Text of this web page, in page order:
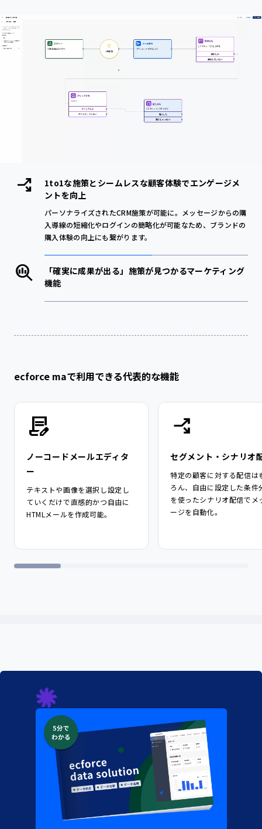
1to1な施策とシームレスな顧客体験でエンゲージメ
ントを向上
パーソナライズされたCRM施策が可能に。メッセージからの購
入導線の短縮化やログインの簡略化が可能なため、ブランドの
購入体験の向上にも繋がります。
「確実に成果が出る」施策が見つかるマーケティング
機能
ecforce maで利用できる代表的な機能
ノーコードメールエディタ
ー
テキストや画像を選択し設定し
ていくだけで直感的かつ自由に
HTMLメールを作成可能。
セグメント・シナリオ
特定の顧客に対する配信は
ろん、自由に設定した条件
を使ったシナリオ配信でメ
ージを自動化。